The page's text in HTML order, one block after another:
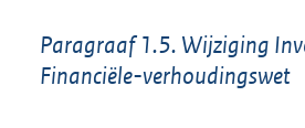
Paragraaf 1.5. Wijziging
Financiële-verhoudingswet